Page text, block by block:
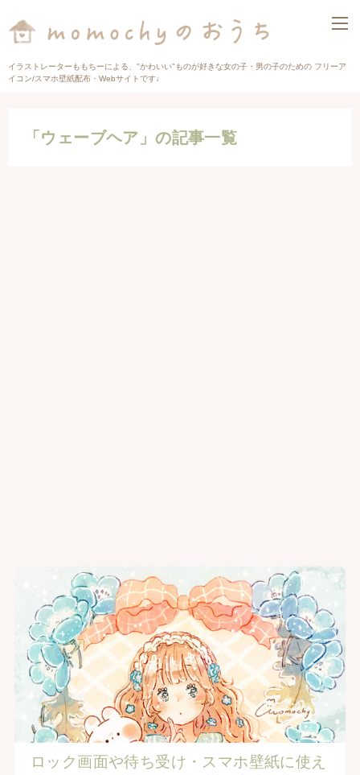
イラストレーターももちーによる、"かわいい"ものが好きな女の子・男の子のための フリーア
イコン/スマホ壁紙配布・Webサイトです♩
「ウェーブヘア」の記事一覧
ロック画面や待ち受け・スマホ壁紙に使え